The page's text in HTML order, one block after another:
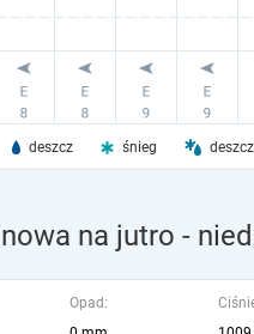
deszcz śnieg
na jutro -
Opad: